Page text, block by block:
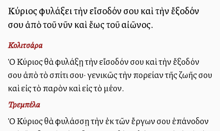
Κύριος φυλάξει τὴν εἴσοδόν σου καὶ τὴν ἔξοδόν
σου ἀπὸ τοῦ νῦν καὶ ἕως τοῦ αἰῶνος.
Κολιτσάρα
Ὁ Κύριος θὰ φυλάξῃ τὴν εἴσοδόν σου καὶ τὴν ἔξοδόν
σου ἀπὸ τὸ σπίτι σου· γενικῶς τὴν πορείαν τῆς ζωῆς σου
καὶ εἰς τὸ παρὸν καὶ εἰς τὸ μέλλον.
Τρεμπέλα
Ὁ Κύριος θὰ φυλάσσῃ τὴν ἐκ τῶν ἔργων σου ἐπάνοδον